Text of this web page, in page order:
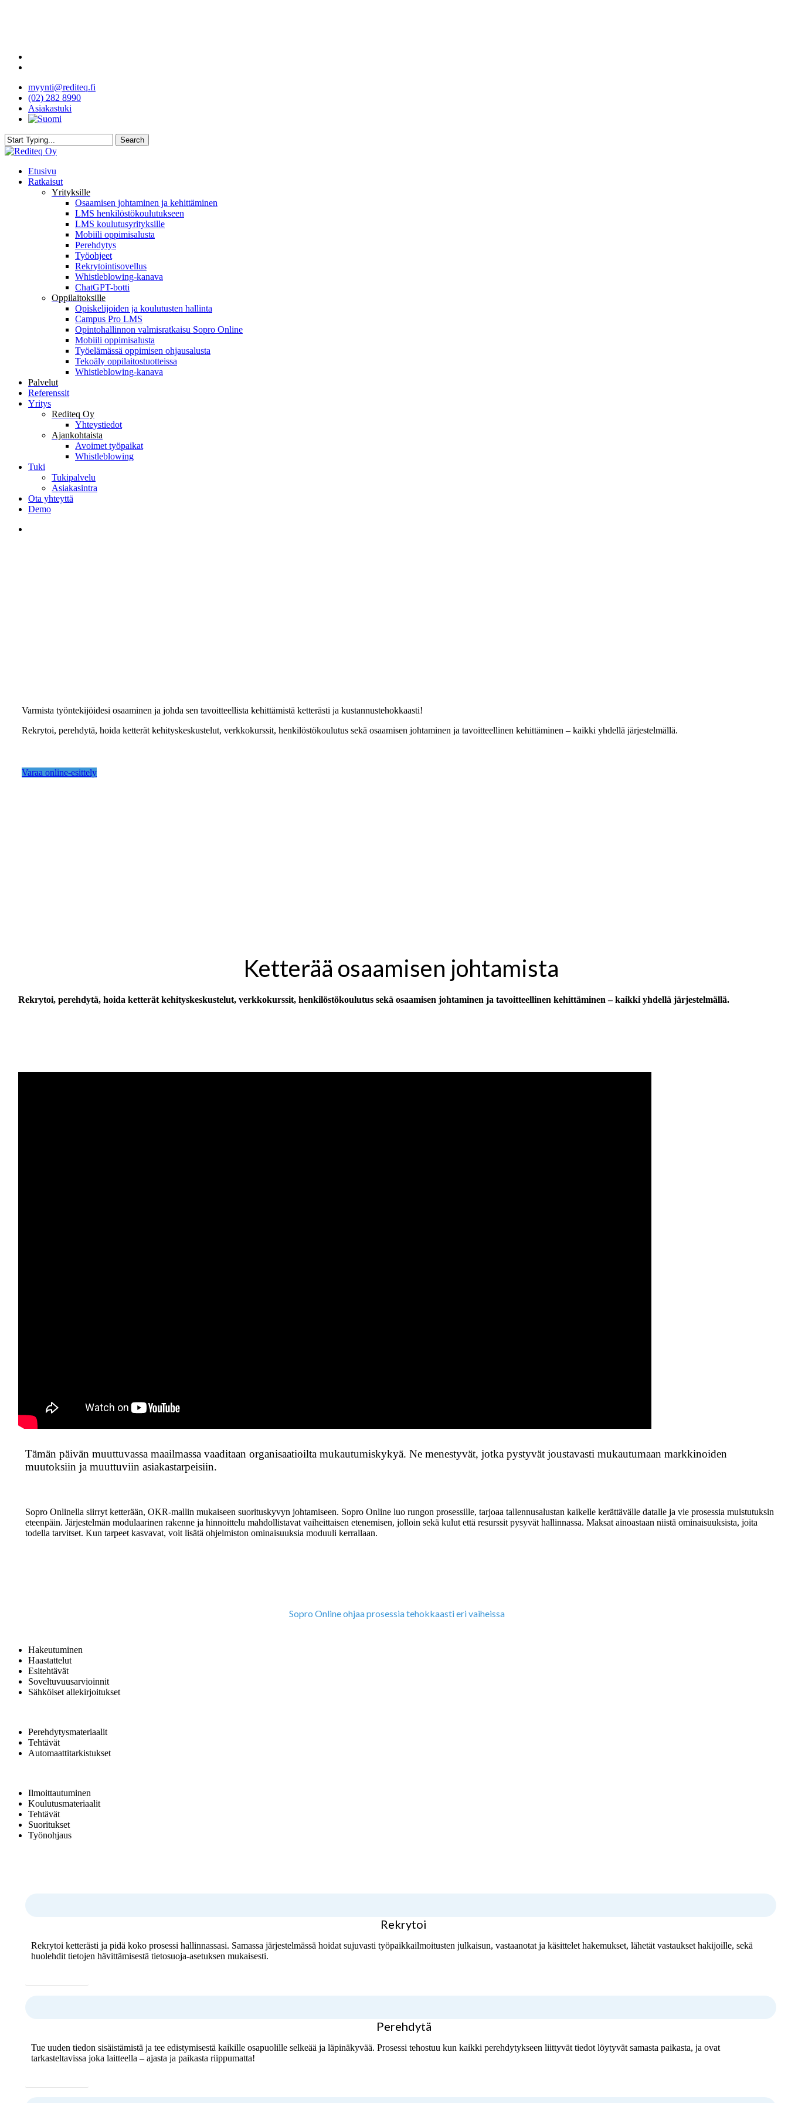
myynti@rediteq.fi
(02) 282 8990
Asiakastuki
Search
Close
search
Menu
Etusivu
Ratkaisut
Yrityksille
Osaamisen johtaminen ja kehittäminen
LMS henkilöstökoulutukseen
LMS koulutusyrityksille
Mobiili oppimisalusta
Perehdytys
Työohjeet
Rekrytointisovellus
Whistleblowing-kanava
ChatGPT-botti
Oppilaitoksille
Opiskelijoiden ja koulutusten hallinta
Campus Pro LMS
Opintohallinnon valmisratkaisu Sopro Online
Mobiili oppimisalusta
Työelämässä oppimisen ohjausalusta
Tekoäly oppilaitostuotteissa
Whistleblowing-kanava
Palvelut
Referenssit
Yritys
Rediteq Oy
Yhteystiedot
Ajankohtaista
Avoimet työpaikat
Whistleblowing
Tuki
Tukipalvelu
Asiakasintra
Ota yhteyttä
Demo
Varmista työntekijöidesi osaaminen ja johda sen tavoitteellista kehittämistä ketterästi ja kustannustehokkaasti!
Rekrytoi, perehdytä, hoida ketterät kehityskeskustelut, verkkokurssit, henkilöstökoulutus sekä osaamisen johtaminen ja tavoitteellinen kehittäminen – kaikki yhdellä järjestelmällä.
Varaa online-esittely
Ketterää osaamisen johtamista
Rekrytoi, perehdytä, hoida ketterät kehityskeskustelut, verkkokurssit, henkilöstökoulutus sekä osaamisen johtaminen ja tavoitteellinen kehittäminen – kaikki yhdellä järjestelmällä.
Tämän päivän muuttuvassa maailmassa vaaditaan organisaatioilta mukautumiskykyä. Ne menestyvät, jotka pystyvät joustavasti mukautumaan markkinoiden
muutoksiin ja muuttuviin asiakastarpeisiin.
Sopro Onlinella siirryt ketterään, OKR-mallin mukaiseen suorituskyvyn johtamiseen. Sopro Online luo rungon prosessille, tarjoaa tallennusalustan kaikelle kerättävälle datalle ja vie prosessia muistutuksin
eteenpäin. Järjestelmän modulaarinen rakenne ja hinnoittelu mahdollistavat vaiheittaisen etenemisen, jolloin sekä kulut että resurssit pysyvät hallinnassa. Maksat ainoastaan niistä ominaisuuksista, joita
todella tarvitset. Kun tarpeet kasvavat, voit lisätä ohjelmiston ominaisuuksia moduuli kerrallaan.
Sopro Online ohjaa prosessia tehokkaasti eri vaiheissa
Hakeutuminen
Haastattelut
Esitehtävät
Soveltuvuusarvioinnit
Sähköiset allekirjoitukset
Perehdytysmateriaalit
Tehtävät
Automaattitarkistukset
Ilmoittautuminen
Koulutusmateriaalit
Tehtävät
Suoritukset
Työnohjaus
Rekrytoi
Rekrytoi ketterästi ja pidä koko prosessi hallinnassasi. Samassa järjestelmässä hoidat sujuvasti työpaikkailmoitusten julkaisun, vastaanotat ja käsittelet hakemukset, lähetät vastaukset hakijoille, sekä
huolehdit tietojen hävittämisestä tietosuoja-asetuksen mukaisesti.
Perehdytä
Tue uuden tiedon sisäistämistä ja tee edistymisestä kaikille osapuolille selkeää ja läpinäkyvää. Prosessi tehostuu kun kaikki perehdytykseen liittyvät tiedot löytyvät samasta paikasta, ja ovat
tarkasteltavissa joka laitteella – ajasta ja paikasta riippumatta!